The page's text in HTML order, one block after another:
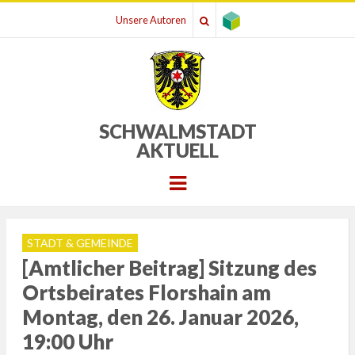
Unsere Autoren
SCHWALMSTADT
AKTUELL
Menu
STADT & GEMEINDE
[Amtlicher Beitrag] Sitzung des
Ortsbeirates Florshain am
Montag, den 26. Januar 2026,
19:00 Uhr